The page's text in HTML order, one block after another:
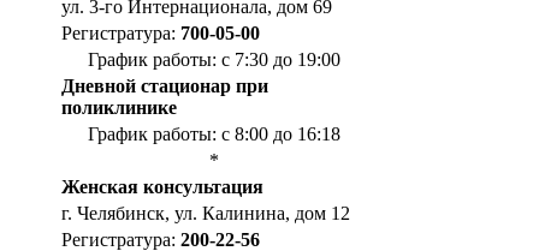
ул. 3-го Интернационала, дом 69
Регистратура: 700-05-00
График работы: с 7:30 до 19:00
Дневной стационар при
поликлинике
График работы: с 8:00 до 16:18
*
Женская консультация
г. Челябинск, ул. Калинина, дом 12
Регистратура: 200-22-56